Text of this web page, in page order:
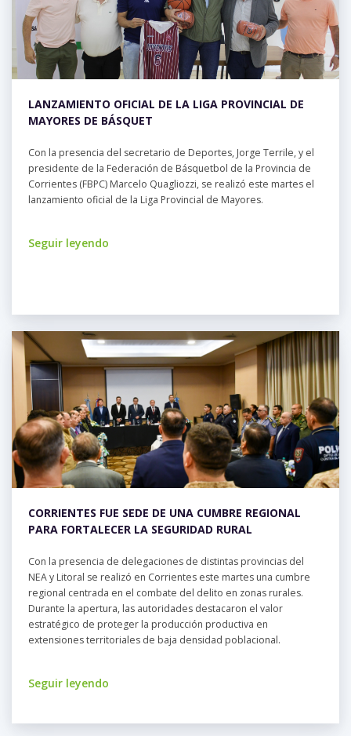
LANZAMIENTO OFICIAL DE LA LIGA PROVINCIAL DE
MAYORES DE BÁSQUET
Con la presencia del secretario de Deportes, Jorge Terrile, y el
presidente de la Federación de Básquetbol de la Provincia de
Corrientes (FBPC) Marcelo Quagliozzi, se realizó este martes el
lanzamiento oficial de la Liga Provincial de Mayores.
Seguir leyendo
CORRIENTES FUE SEDE DE UNA CUMBRE REGIONAL
PARA FORTALECER LA SEGURIDAD RURAL
Con la presencia de delegaciones de distintas provincias del
NEA y Litoral se realizó en Corrientes este martes una cumbre
regional centrada en el combate del delito en zonas rurales.
Durante la apertura, las autoridades destacaron el valor
estratégico de proteger la producción productiva en
extensiones territoriales de baja densidad poblacional.
Seguir leyendo